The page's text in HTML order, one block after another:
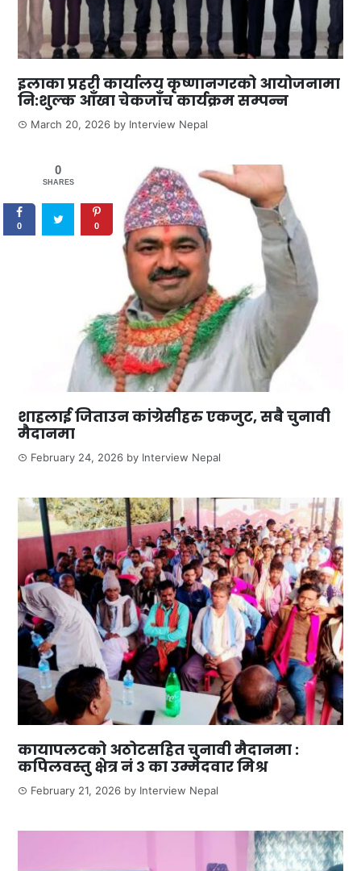
इलाका प्रहरी कार्यालय कृष्णानगरको आयोजनामा
नि:शुल्क आँखा चेकजाँच कार्यक्रम सम्पन्न
March 20, 2026 by Interview Nepal
शाहलाई जिताउन कांग्रेसीहरु एकजुट, सबै चुनावी
मैदानमा
February 24, 2026 by Interview Nepal
कायापलटको अठोटसहित चुनावी मैदानमा :
कपिलवस्तु क्षेत्र नं ३ का उम्मेदवार मिश्र
February 21, 2026 by Interview Nepal
0
SHARES
0 0